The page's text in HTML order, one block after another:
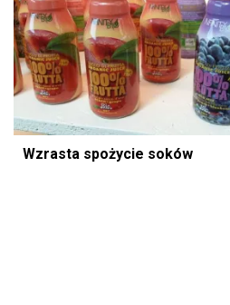
Wzrasta spożycie soków